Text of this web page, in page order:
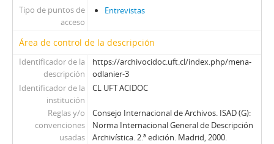
Tipo de puntos de
acceso
Entrevistas
Área de control de la descripción
Identificador de la
descripción
https://archivocidoc.uft.cl/index.php/mena-
odlanier-3
Identificador de la
institución
CL UFT ACIDOC
Reglas y/o
convenciones
usadas
Consejo Internacional de Archivos. ISAD (G):
Norma Internacional General de Descripción
Archivística. 2.ª edición. Madrid, 2000.